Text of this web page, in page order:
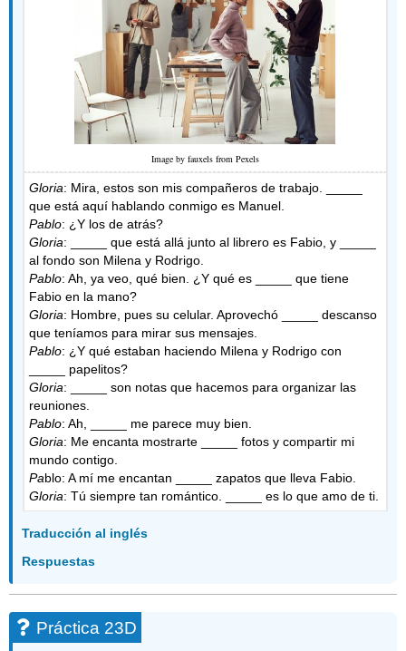
Image by fauxels from Pexels
Gloria: Mira, estos son mis compañeros de trabajo. _____
que está aquí hablando conmigo es Manuel.
Pablo: ¿Y los de atrás?
Gloria: _____ que está allá junto al librero es Fabio, y _____
al fondo son Milena y Rodrigo.
Pablo: Ah, ya veo, qué bien. ¿Y qué es _____ que tiene
Fabio en la mano?
Gloria: Hombre, pues su celular. Aprovechó _____ descanso
que teníamos para mirar sus mensajes.
Pablo: ¿Y qué estaban haciendo Milena y Rodrigo con
_____ papelitos?
Gloria: _____ son notas que hacemos para organizar las
reuniones.
Pablo: Ah, _____ me parece muy bien.
Gloria: Me encanta mostrarte _____ fotos y compartir mi
mundo contigo.
Pablo: A mí me encantan _____ zapatos que lleva Fabio.
Gloria: Tú siempre tan romántico. _____ es lo que amo de ti.
Traducción al inglés
Respuestas
Práctica 23D